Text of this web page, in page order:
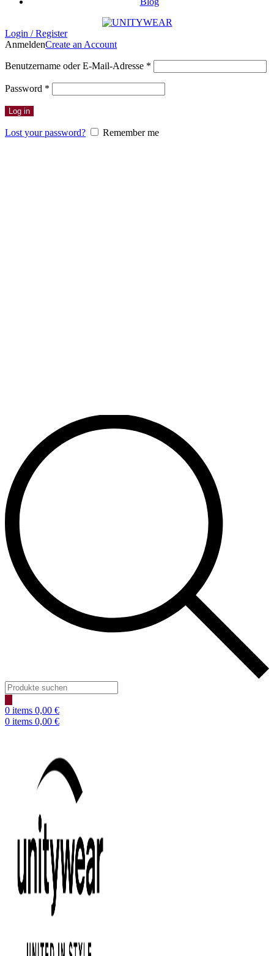
Login / Register
AnmeldenCreate an Account
Benutzername oder E-Mail-Adresse *
Password *
Log in
Lost your password? Remember me
Products
search
0 items 0,00 €
0 items 0,00 €